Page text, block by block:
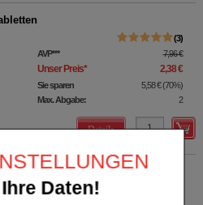
Daten!
3
AVP*** 7,96 €
Unser Preis* 2,38 €
Sie sparen 5,58 € (70%)
Max. Abgabe:
2
Details